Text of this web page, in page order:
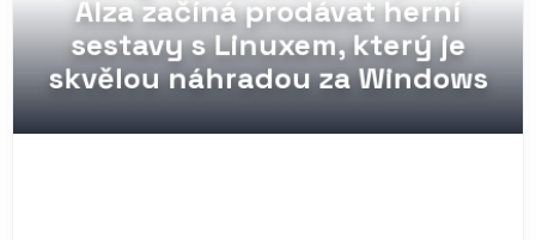
sestavy s Linuxem, který je
skvělou náhradou za Windows